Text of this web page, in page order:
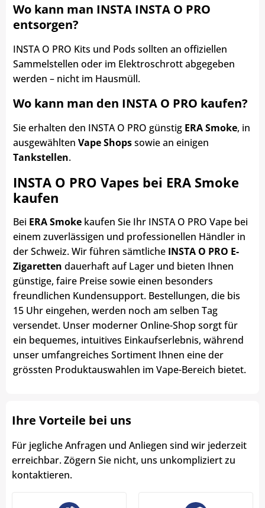
Wo kann man INSTA INSTA O PRO
entsorgen?
INSTA O PRO Kits und Pods sollten an offiziellen
Sammelstellen oder im Elektroschrott abgegeben
werden – nicht im Hausmüll.
Wo kann man den INSTA O PRO kaufen?
Sie erhalten den INSTA O PRO günstig ERA Smoke, in
ausgewählten Vape Shopssowie an einigen
Tankstellen.
INSTA O PRO Vapes bei ERA Smoke
kaufen
Bei ERA Smoke kaufen Sie Ihr INSTA O PRO Vape bei
einem zuverlässigen und professionellen Händler in
der Schweiz. Wir führen sämtliche INSTA O PRO E-
Zigaretten dauerhaft auf Lager und bieten Ihnen
günstige, faire Preise sowie einen besonders
freundlichen Kundensupport. Bestellungen, die bis
15 Uhr eingehen, werden noch am selben Tag
versendet. Unser moderner Online-Shop sorgt für
ein bequemes, intuitives Einkaufserlebnis, während
unser umfangreiches Sortiment Ihnen eine der
grössten Produktauswahlen im Vape-Bereich bietet.
Ihre Vorteile bei uns
Für jegliche Anfragen und Anliegen sind wir jederzeit
erreichbar. Zögern Sie nicht, uns unkompliziert zu
kontaktieren.